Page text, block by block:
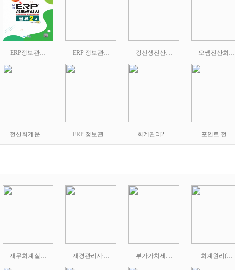
ERP정보관… ERP 정보관… 강선생전산… 오쌤전산회…
전산회계운… ERP 정보관… 회계관리2… 포인트 전…
재무회계실… 재경관리사… 부가가치세… 회계원리(…